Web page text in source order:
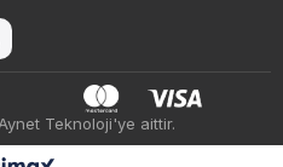
Teknoloji'ye aittir.